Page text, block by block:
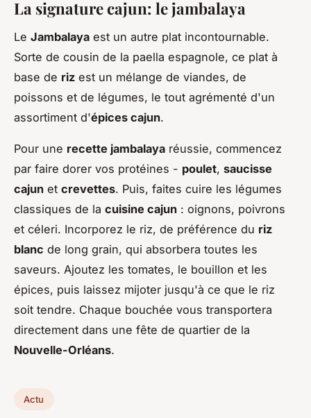
La signature cajun: le jambalaya
Le Jambalaya est un autre plat incontournable.
Sorte de cousin de la paella espagnole, ce plat à
base de riz est un mélange de viandes, de
poissons et de légumes, le tout agrémenté d'un
assortiment d'épices cajun.
Pour une recette jambalaya réussie, commencez
par faire dorer vos protéines - poulet, saucisse
cajun et crevettes. Puis, faites cuire les légumes
classiques de la cuisine cajun : oignons, poivrons
et céleri. Incorporez le riz, de préférence du riz
blanc de long grain, qui absorbera toutes les
saveurs. Ajoutez les tomates, le bouillon et les
épices, puis laissez mijoter jusqu'à ce que le riz
soit tendre. Chaque bouchée vous transportera
directement dans une fête de quartier de la
Nouvelle-Orléans.
Actu